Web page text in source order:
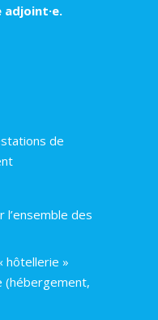
de
des
hôtellerie »
(hébergement,